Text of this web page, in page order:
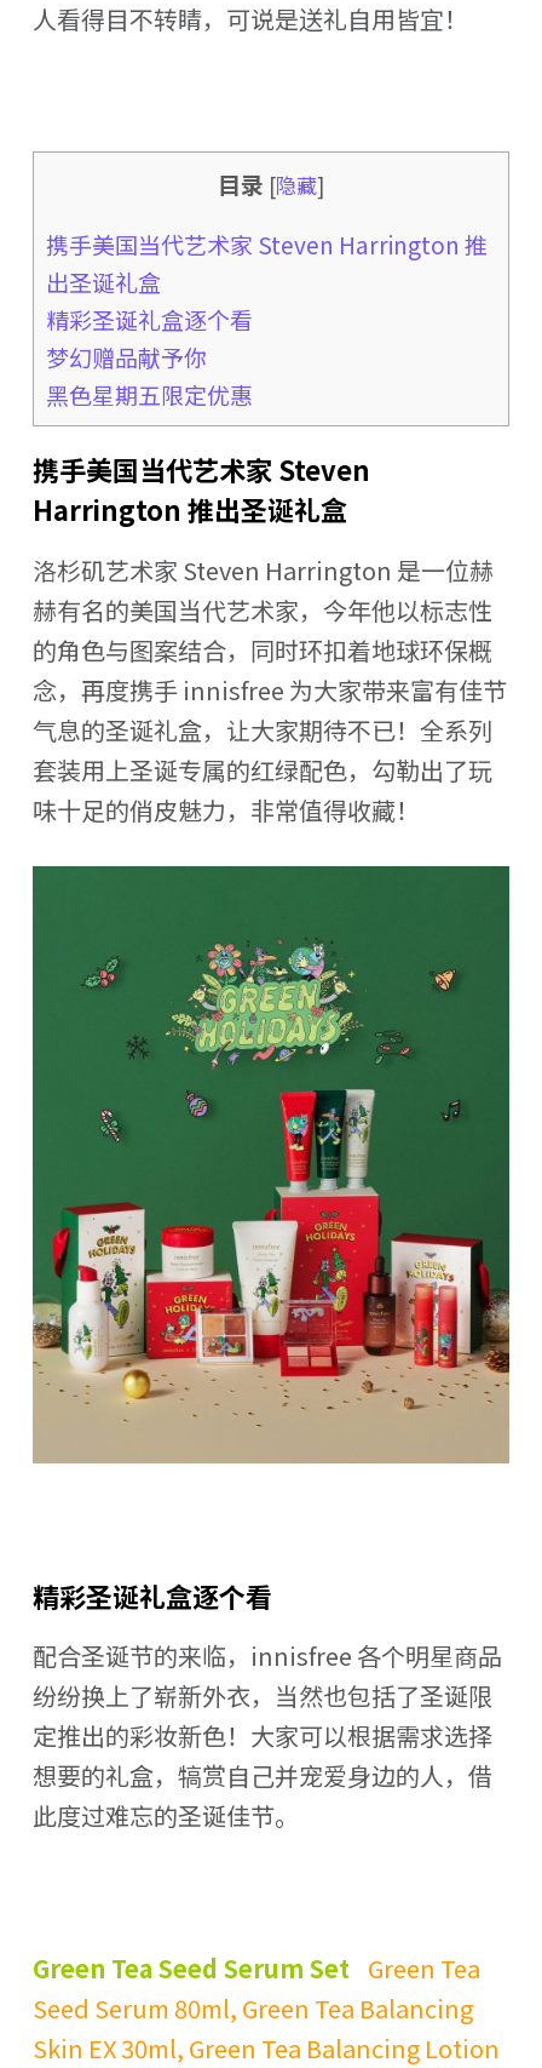
人看得目不转睛，可说是送礼自用皆宜！
目录 [隐藏]
携手美国当代艺术家 Steven Harrington 推
出圣诞礼盒
精彩圣诞礼盒逐个看
梦幻赠品献予你
黑色星期五限定优惠
携手美国当代艺术家 Steven
Harrington 推出圣诞礼盒
洛杉矶艺术家 Steven Harrington 是一位赫
赫有名的美国当代艺术家，今年他以标志性
的角色与图案结合，同时环扣着地球环保概
念，再度携手 innisfree 为大家带来富有佳节
气息的圣诞礼盒，让大家期待不已！全系列
套装用上圣诞专属的红绿配色，勾勒出了玩
味十足的俏皮魅力，非常值得收藏！
精彩圣诞礼盒逐个看
配合圣诞节的来临，innisfree 各个明星商品
纷纷换上了崭新外衣，当然也包括了圣诞限
定推出的彩妆新色！大家可以根据需求选择
想要的礼盒，犒赏自己并宠爱身边的人，借
此度过难忘的圣诞佳节。
Green Tea Seed Serum Set Green Tea
Seed Serum 80ml, Green Tea Balancing
Skin EX 30ml, Green Tea Balancing Lotion